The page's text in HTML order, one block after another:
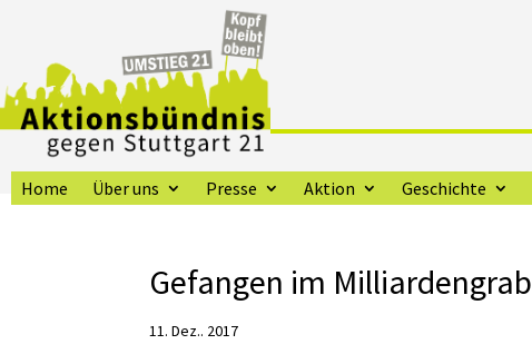
Home Über uns Presse Aktion Geschichte
Gefangen im Milliardengrab
11. Dez.. 2017